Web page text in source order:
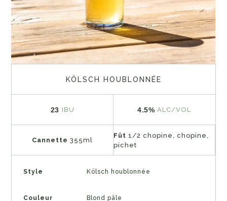
KÖLSCH HOUBLONNÉE
23 IBU 4.5% ALC/VOL
Cannette355ml
Fût 1/2 chopine, chopine,
pichet
Style Kölsch houblonnée
Couleur Blond pâle